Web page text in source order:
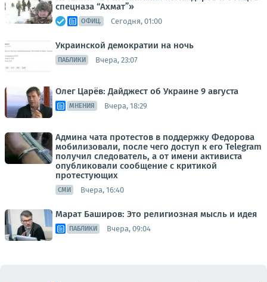
спецназа “Ахмат”»
ОФИЦ. Сегодня, 01:00
Украинской демократии на ночь
ПАБЛИКИ Вчера, 23:07
Олег Царёв: Дайджест об Украине 9 августа
МНЕНИЯ Вчера, 18:29
Админа чата протестов в поддержку Федорова
мобилизовали, после чего доступ к его Telegram
получил следователь, а от имени активиста
опубликовали сообщение с критикой
протестующих
СМИ Вчера, 16:40
Марат Баширов: Это религиозная мысль и идея
ПАБЛИКИ Вчера, 09:04